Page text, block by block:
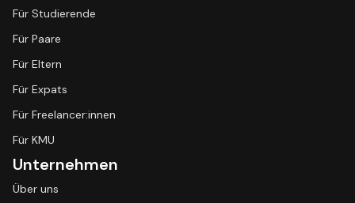
Für Studierende
Für Paare
Für Eltern
Für Expats
Für Freelancer:innen
Für KMU
Unternehmen
Über uns